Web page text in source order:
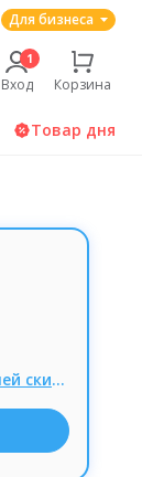
Для бизнеса
Вход Корзина
Товар дня
MarkFormelle. Срочно! 7 дней скидка на школьные брюки! В 2 раза ниже МП!!